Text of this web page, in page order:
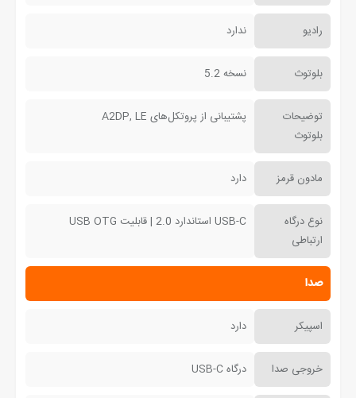
رادیو ندارد
بلوتوث نسخه 5.2
توضیحات
بلوتوث
پشتیبانی از پروتکل‌های A2DP, LE
مادون قرمز دارد
نوع درگاه
ارتباطی
USB-C استاندارد 2.0 | قابلیت USB OTG
صدا
اسپیکر دارد
خروجی صدا درگاه USB-C